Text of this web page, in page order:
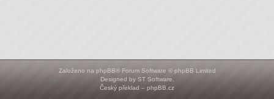
Založeno na phpBB® Forum Software © phpBB Limited
Designed by ST Software
Český překlad – phpBB.cz